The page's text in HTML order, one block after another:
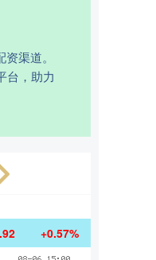
渠道。
台，助力
+0.57%